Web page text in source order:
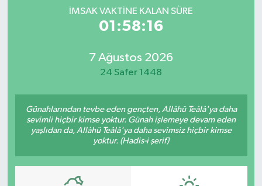
İMSAK VAKTINE KALAN SÜRE
01:58:16
7 Ağustos 2026
24 Safer 1448
Günahlarından tevbe eden gençten, Allâhü Teâlâ'ya daha
sevimli hiçbir kimse yoktur. Günah işlemeye devam eden
yaşlıdan da, Allâhü Teâlâ'ya daha sevimsiz hiçbir kimse
yoktur. (Hadis-i şerif)